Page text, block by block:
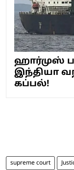
ஹார்முஸ்
இந்தியா
கப்பல்!
supreme court